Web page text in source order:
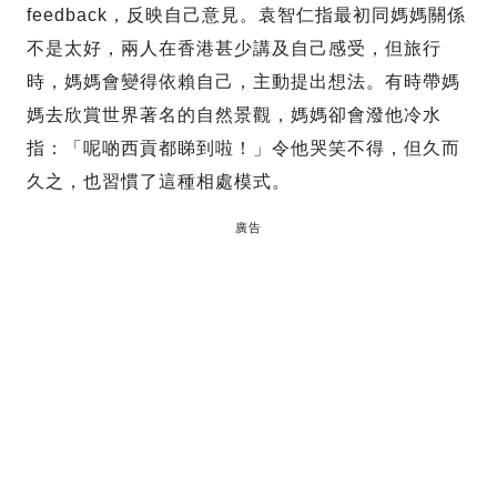
feedback，反映自己意見。袁智仁指最初同媽媽關係
不是太好，兩人在香港甚少講及自己感受，但旅行
時，媽媽會變得依賴自己，主動提出想法。有時帶媽
媽去欣賞世界著名的自然景觀，媽媽卻會潑他冷水
指：「呢啲西貢都睇到啦！」令他哭笑不得，但久而
久之，也習慣了這種相處模式。
廣告